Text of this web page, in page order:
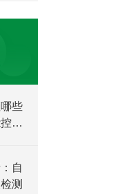
些
制
自
测